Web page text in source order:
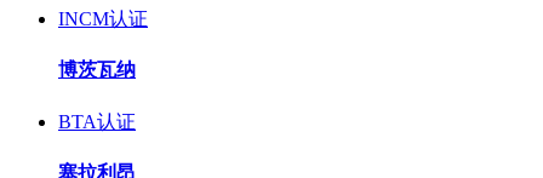
INCM认证
博茨瓦纳
BTA认证
塞拉利昂